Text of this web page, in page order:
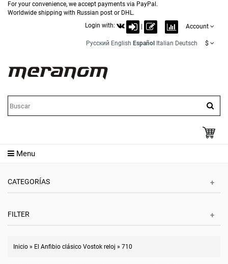
For your convenience, we accept payments via PayPal.
Worldwide shipping with Russian post or DHL.
Login with:
Account
Русский English Español Italian Deutsch $
Menu
CATEGORÍAS
FILTER
Inicio » El Anfibio clásico Vostok reloj » 710